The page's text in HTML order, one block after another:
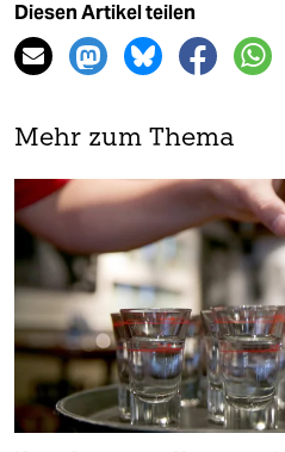
Diesen Artikel teilen
Mehr zum Thema